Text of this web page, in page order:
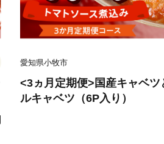
愛知県小牧市
<3ヵ月定期便>国産キャベツ
ルキャベツ（6P入り）